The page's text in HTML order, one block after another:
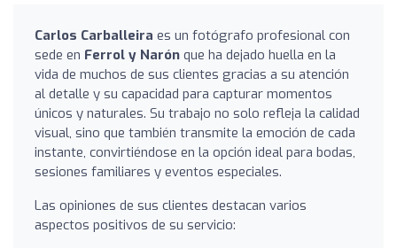
Carlos Carballeira es un fotógrafo profesional con
sede en Ferrol y Narón que ha dejado huella en la
vida de muchos de sus clientes gracias a su atención
al detalle y su capacidad para capturar momentos
únicos y naturales. Su trabajo no solo refleja la calidad
visual, sino que también transmite la emoción de cada
instante, convirtiéndose en la opción ideal para bodas,
sesiones familiares y eventos especiales.
Las opiniones de sus clientes destacan varios
aspectos positivos de su servicio: